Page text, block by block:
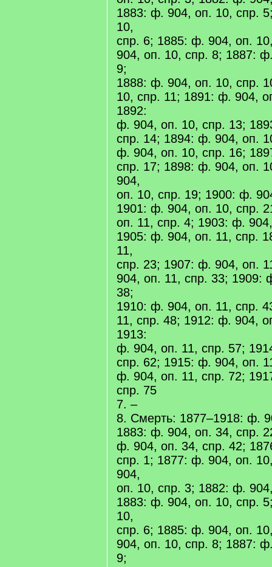
1883: ф. 904, оп. 10, спр.
10,
спр. 6; 1885: ф. 904, оп.
904, оп. 10, спр. 8; 1887:
9;
1888: ф. 904, оп. 10, спр.
10, спр. 11; 1891: ф. 904,
1892:
ф. 904, оп. 10, спр. 13;
спр. 14; 1894: ф. 904, оп.
ф. 904, оп. 10, спр. 16;
спр. 17; 1898: ф. 904, оп.
904,
оп. 10, спр. 19; 1900: ф.
1901: ф. 904, оп. 10, спр.
оп. 11, спр. 4; 1903: ф.
1905: ф. 904, оп. 11, спр.
11,
спр. 23; 1907: ф. 904, оп.
904, оп. 11, спр. 33; 1909:
38;
1910: ф. 904, оп. 11, спр.
11, спр. 48; 1912: ф. 904,
1913:
ф. 904, оп. 11, спр. 57;
спр. 62; 1915: ф. 904, оп.
ф. 904, оп. 11, спр. 72;
спр. 75
7. –
8. Смерть: 1877–1918: ф.
1883: ф. 904, оп. 34, спр.
ф. 904, оп. 34, спр. 42;
спр. 1; 1877: ф. 904, оп.
904,
оп. 10, спр. 3; 1882: ф.
1883: ф. 904, оп. 10, спр.
10,
спр. 6; 1885: ф. 904, оп.
904, оп. 10, спр. 8; 1887:
9;